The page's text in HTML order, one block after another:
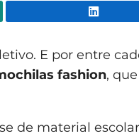
E por entre
fashion, que
de material